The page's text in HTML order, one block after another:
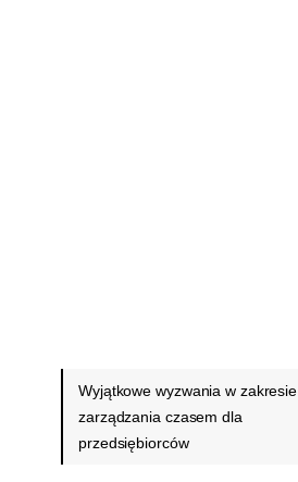
Wyjątkowe wyzwania w zakresie
zarządzania czasem dla
przedsiębiorców